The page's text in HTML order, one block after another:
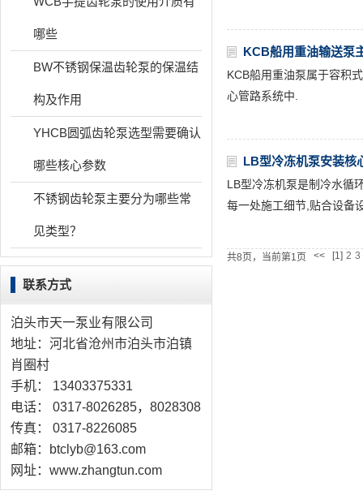
KCB船用重油输送泵
KCB船用重油泵属于容积
心管路系统中.
LB型冷冻机泵安装核
LB型冷冻机泵是制冷水循
每一处施工细节,贴合设备
共8页，当前第1页 << [1] 2 3
哪些
BW不锈钢保温齿轮泵的保温结
构及作用
YHCB圆弧齿轮泵选型需要确认
哪些核心参数
不锈钢齿轮泵主要分为哪些常
见类型？
联系方式
泊头市天一泵业有限公司
地址：河北省沧州市泊头市泊镇
肖圈村
手机： 13403375331
电话： 0317-8026285，8028308
传真： 0317-8226085
邮箱：btclyb@163.com
网址：www.zhangtun.com